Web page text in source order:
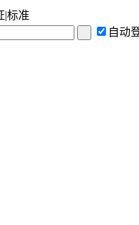
|标准
自动